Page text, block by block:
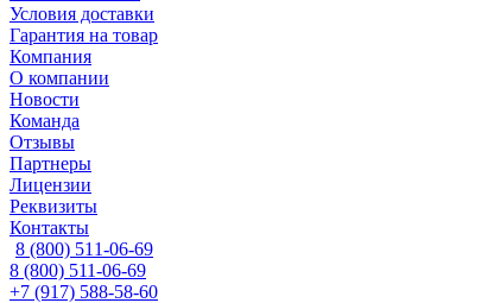
Условия доставки
Гарантия на товар
Компания
О компании
Новости
Команда
Отзывы
Партнеры
Лицензии
Реквизиты
Контакты
8 (800) 511-06-69
8 (800) 511-06-69
+7 (917) 588-58-60